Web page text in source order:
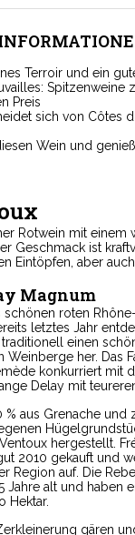
Terroir und ein
Spitzenweine
Preis
sich von Côtes
Wein und
Rotwein mit einem
Geschmack ist
Eintöpfen, aber
Magnum
roten
letztes Jahr
traditionell einen
Weinberge her. Das
konkurriert mit
Delay mit
aus Grenache und
hergestellt.
2010 gekauft und
Region auf. Die
Jahre alt und haben
Hektar.
gären